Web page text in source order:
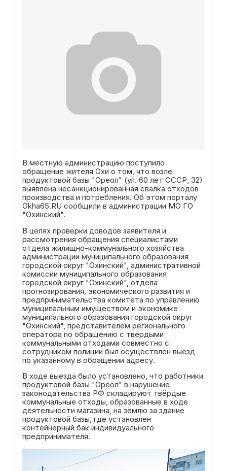
В местную администрацию поступило
обращение жителя Охи о том, что возле
продуктовой базы "Ореол" (ул. 60 лет СССР, 32)
выявлена несанкционированная свалка отходов
производства и потребления. Об этом порталу
Okha65.RU сообщили в администрации МО ГО
"Охинский".
В целях проверки доводов заявителя и
рассмотрения обращения специалистами
отдела жилищно-коммунального хозяйства
администрации муниципального образования
городской округ "Охинский", административной
комиссии муниципального образования
городской округ "Охинский", отдела
прогнозирования, экономического развития и
предпринимательства комитета по управлению
муниципальным имуществом и экономике
муниципального образования городской округ
"Охинский", представителем регионального
оператора по обращению с твёрдыми
коммунальными отходами совместно с
сотрудником полиции был осуществлён выезд
по указанному в обращении адресу.
В ходе выезда было установлено, что работники
продуктовой базы "Ореол" в нарушение
законодательства РФ складируют твёрдые
коммунальные отходы, образованные в ходе
деятельности магазина, на землю за здание
продуктовой базы, где установлен
контейнерный бак индивидуального
предпринимателя.